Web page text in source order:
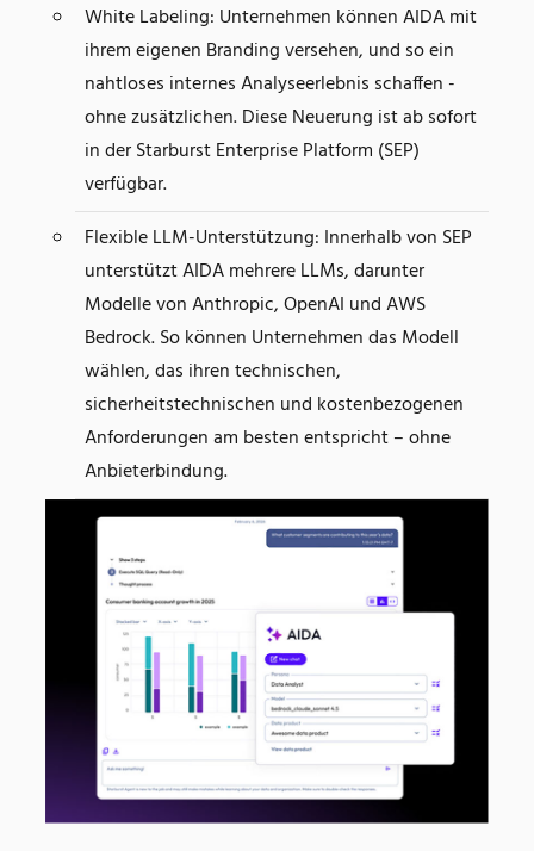
White Labeling: Unternehmen können AIDA mit
ihrem eigenen Branding versehen, und so ein
nahtloses internes Analyseerlebnis schaffen -
ohne zusätzlichen. Diese Neuerung ist ab sofort
in der Starburst Enterprise Platform (SEP)
verfügbar.
Flexible LLM-Unterstützung: Innerhalb von SEP
unterstützt AIDA mehrere LLMs, darunter
Modelle von Anthropic, OpenAI und AWS
Bedrock. So können Unternehmen das Modell
wählen, das ihren technischen,
sicherheitstechnischen und kostenbezogenen
Anforderungen am besten entspricht – ohne
Anbieterbindung.